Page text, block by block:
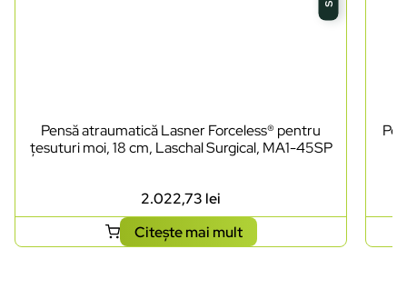
Pensă atraumatică Lasner Forceless® pentru
țesuturi moi, 18 cm, Laschal Surgical, MA1-45SP
2.022,73 lei
Citește mai mult